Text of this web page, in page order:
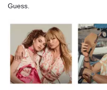
Guess.